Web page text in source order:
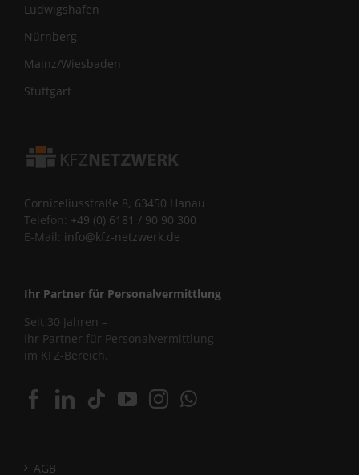
Ludwigshafen
Nürnberg
Mainz/Wiesbaden
Stuttgart
Corniceliusstraße 8, 63450 Hanau
Telefon: +49 (0) 6181 / 90 90 300
E-Mail: info@kfz-netzwerk.de
Ihr Partner für Personalvermittlung
Seit 30 Jahren –
Ihr Partner für Personalvermittlung
im KFZ-Bereich.
AGB